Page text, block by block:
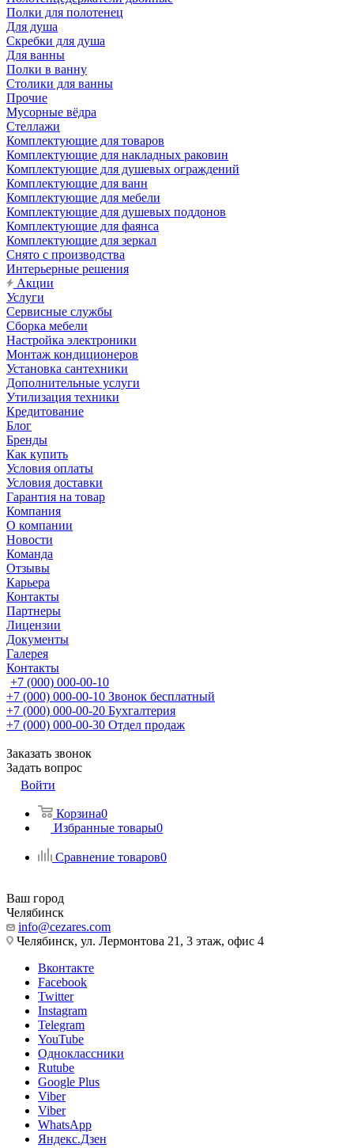
Полки для полотенец
Для душа
Скребки для душа
Для ванны
Полки в ванну
Столики для ванны
Прочие
Мусорные вёдра
Стеллажи
Комплектующие для товаров
Комплектующие для накладных раковин
Комплектующие для душевых ограждений
Комплектующие для ванн
Комплектующие для мебели
Комплектующие для душевых поддонов
Комплектующие для фаянса
Комплектующие для зеркал
Снято с производства
Интерьерные решения
Акции
Услуги
Сервисные службы
Сборка мебели
Настройка электроники
Монтаж кондиционеров
Установка сантехники
Дополнительные услуги
Утилизация техники
Кредитование
Блог
Бренды
Как купить
Условия оплаты
Условия доставки
Гарантия на товар
Компания
О компании
Новости
Команда
Отзывы
Карьера
Контакты
Партнеры
Лицензии
Документы
Галерея
Контакты
+7 (000) 000-00-10
+7 (000) 000-00-10 Звонок бесплатный
+7 (000) 000-00-20 Бухгалтерия
+7 (000) 000-00-30 Отдел продаж
Заказать звонок
Задать вопрос
Войти
Корзина0
Избранные товары0
Сравнение товаров0
Ваш город
Челябинск
info@cezares.com
Челябинск, ул. Лермонтова 21, 3 этаж, офис 4
Вконтакте
Facebook
Twitter
Instagram
Telegram
YouTube
Одноклассники
Rutube
Google Plus
Viber
Viber
WhatsApp
Яндекс.Дзен